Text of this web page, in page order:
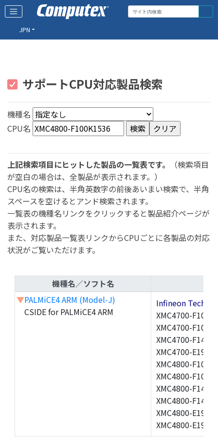
JPN
サポートCPU対応製品検索
機種名
CPU名
上記検索項目にヒットした製品の一覧表です。
（検索項目
が空白の場合は、全製品が表示されます。）
CPU名の検索は、半角英数字の前後あいまい検索で、半角
スペースを空けるとアンド検索されます。
一覧表の機種名リンクをクリックすると製品紹介ページが
表示されます。
また、対応製品一覧表リンクからCPUごとに各製品の対応
状況がご覧いただけます。
機種名／ソフト名
▼PALMiCE4 ARM (Model-J)
CSIDE for PALMiCE4 ARM
Infineon
XMC4700-
XMC4700-
XMC4700-
XMC4700-
XMC4800-
XMC4800-
XMC4800-
XMC4800-
XMC4800-
XMC4800-